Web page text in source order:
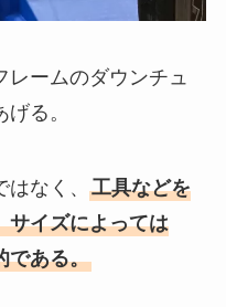
レームのダウンチュ
る。
なく、 工具などを
サイズによっては
である。